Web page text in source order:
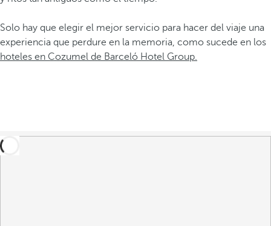
Solo hay que elegir el mejor servicio para hacer del viaje una
experiencia que perdure en la memoria, como sucede en los
hoteles en Cozumel de Barceló Hotel Group.